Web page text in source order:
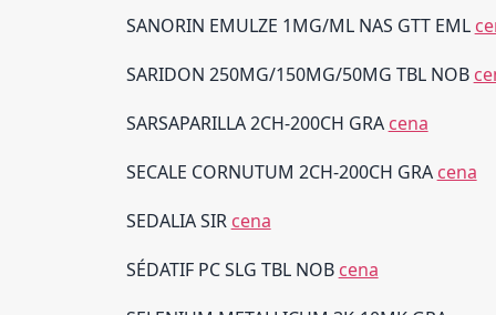
SANORIN EMULZE 1MG/ML NAS GTT EML
SARIDON 250MG/150MG/50MG TBL NOB
SARSAPARILLA 2CH-200CH GRA cena
SECALE CORNUTUM 2CH-200CH GRA cena
SEDALIA SIR cena
SÉDATIF PC SLG TBL NOB cena